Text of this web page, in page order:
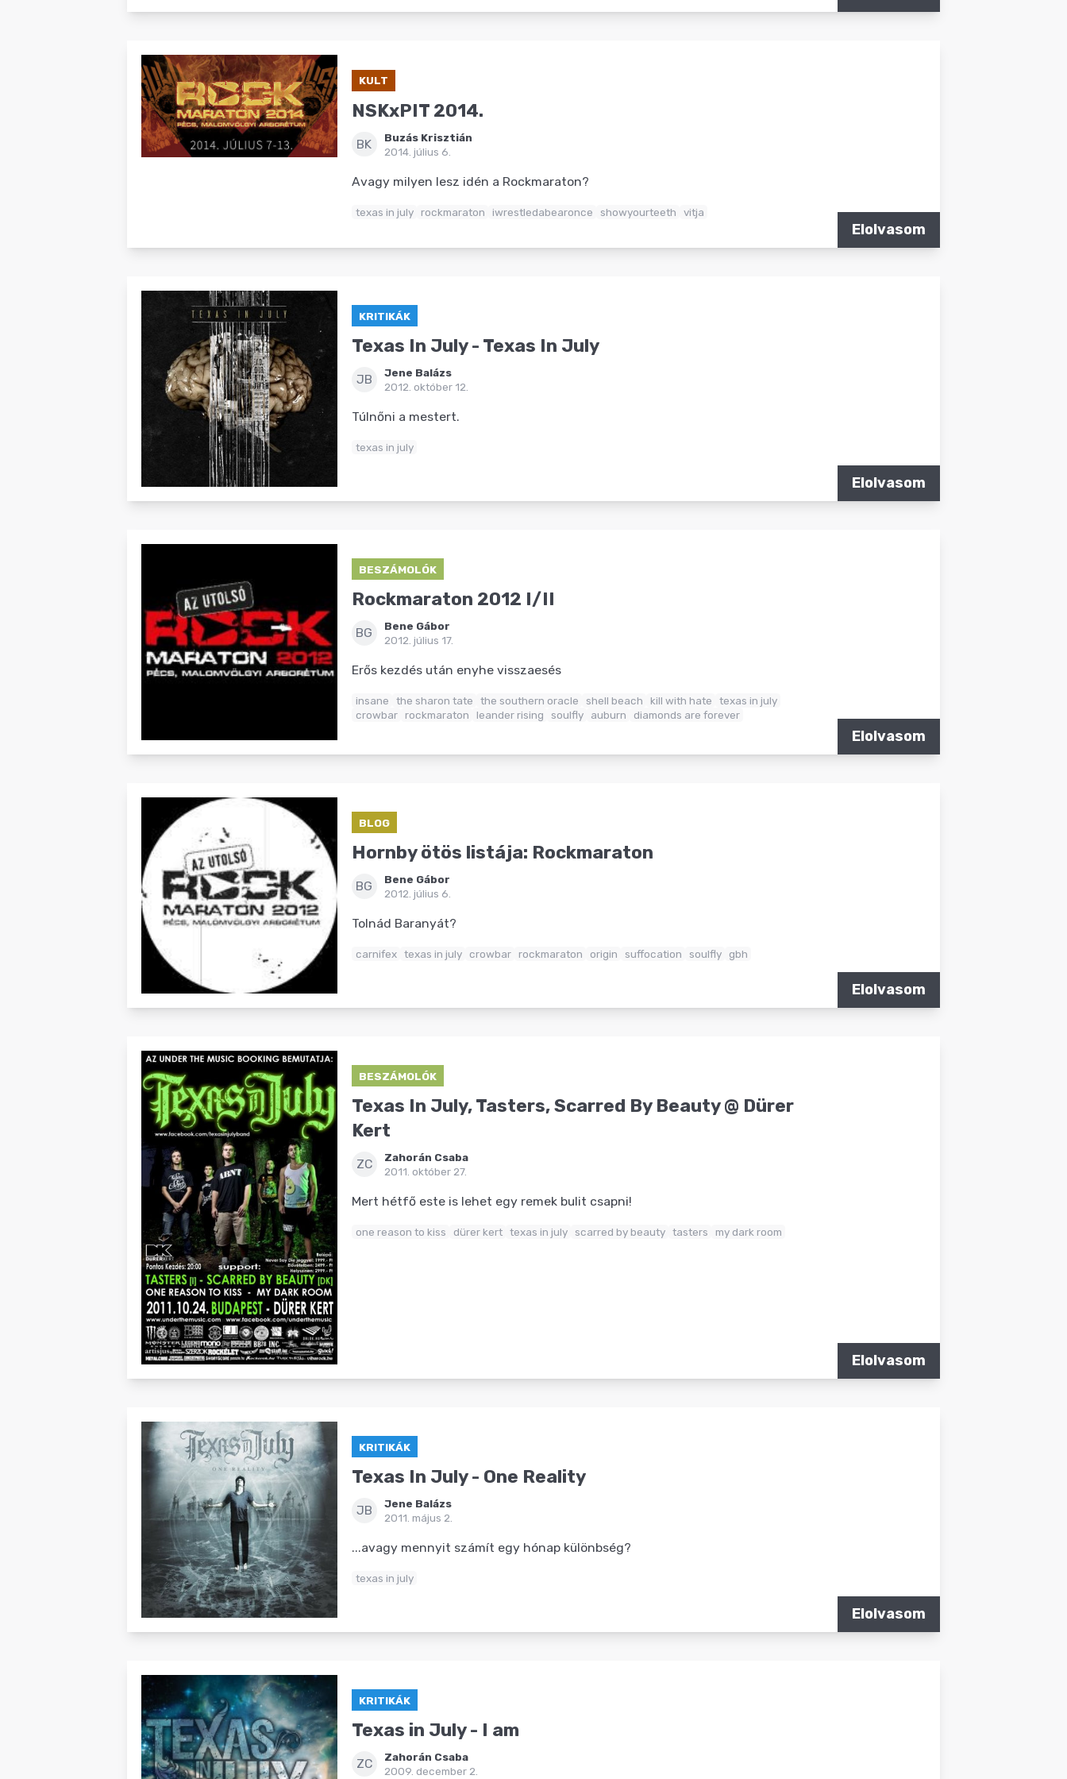
KULT
NSKxPIT 2014.
BK
Buzás Krisztián
2014. július 6.
Avagy milyen lesz idén a Rockmaraton?
texas in july rockmaraton iwrestledabearonce showyourteeth vitja
Elolvasom
KRITIKÁK
Texas In July - Texas In July
JB
Jene Balázs
2012. október 12.
Túlnőni a mestert.
texas in july
Elolvasom
BESZÁMOLÓK
Rockmaraton 2012 I/II
BG
Bene Gábor
2012. július 17.
Erős kezdés után enyhe visszaesés
insane the sharon tate the southern oracle shell beach kill with hate
texas in july
crowbar rockmaraton leander rising soulfly auburn diamonds are forever
Elolvasom
BLOG
Hornby ötös listája: Rockmaraton
BG
Bene Gábor
2012. július 6.
Tolnád Baranyát?
carnifex texas in july crowbar rockmaraton origin suffocation soulfly gbh
Elolvasom
BESZÁMOLÓK
Texas In July, Tasters, Scarred By Beauty @ Dürer
Kert
ZC
Zahorán Csaba
2011. október 27.
Mert hétfő este is lehet egy remek bulit csapni!
one reason to kiss dürer kert texas in july scarred by beauty tasters my dark room
Elolvasom
KRITIKÁK
Texas In July - One Reality
JB
Jene Balázs
2011. május 2.
...avagy mennyit számít egy hónap különbség?
texas in july
Elolvasom
KRITIKÁK
Texas in July - I am
ZC
Zahorán Csaba
2009. december 2.